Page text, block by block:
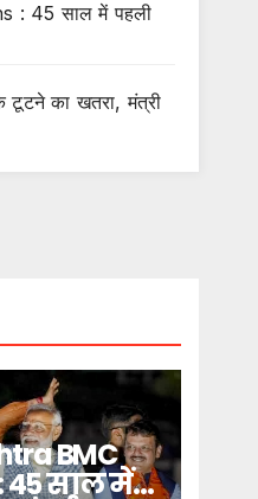
: 45 साल में पहली
का खतरा, मंत्री
BMC
45 साल में